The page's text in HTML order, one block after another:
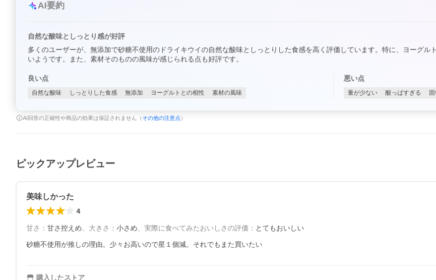
AI要約
自然な酸味としっとり感が好評
多くのユーザーが、無添加で砂糖不使用のドライキウイの自然な酸味としっとりした食感を高く評価しています。特に、ヨーグ
いようです。また、素材そのものの風味が感じられる点も好評です。
良い点
自然な酸味 しっとりした食感 無添加 ヨーグルトとの相性 素材の風味
悪い点
量が少ない 酸っぱすぎる
AI回答の正確性や商品の効果は保証されません（ その他の注意点 ）
ピックアップレビュー
美味しかった
4
甘さ ： 甘さ控えめ 大きさ ： 小さめ 実際に食べてみたおいしさの評価 ： とてもおいしい
砂糖不使用が推しの理由。少々お高いので星１個減。それでもまた買いたい
購入したストア